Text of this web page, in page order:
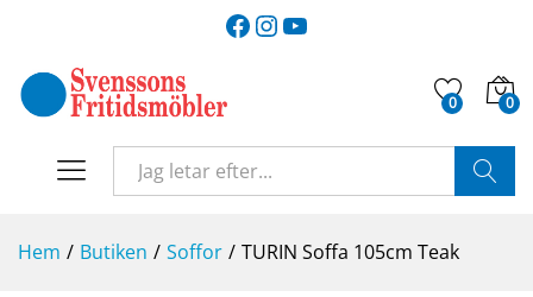
Facebook
Instagram
YouTube
0 0
Hem / Butiken / Soffor / TURIN Soffa 105cm Teak